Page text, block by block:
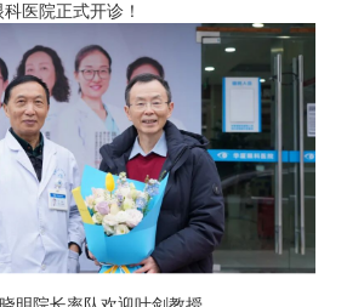
医院正式开诊！